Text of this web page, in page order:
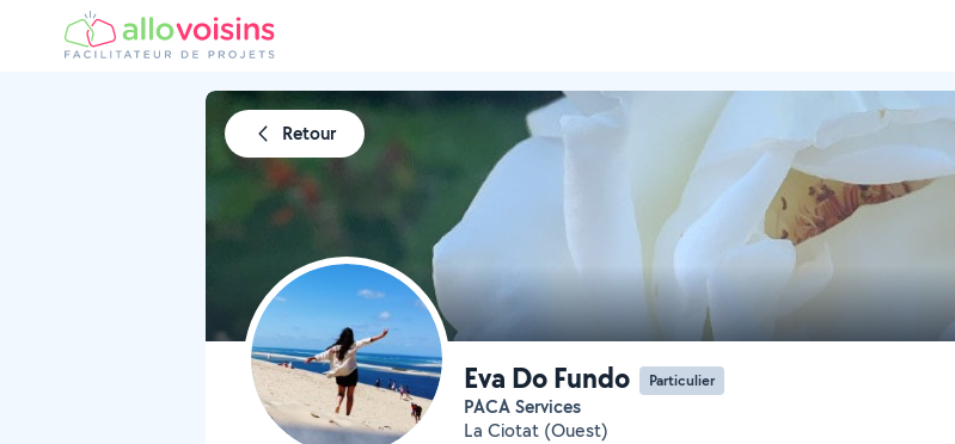
Retour
Eva Do Fundo Particulier
PACA Services
La Ciotat (Ouest)